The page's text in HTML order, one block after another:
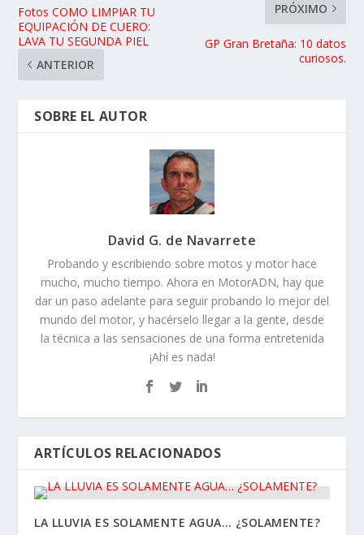
Fotos COMO LIMPIAR TU
EQUIPACIÓN DE CUERO:
LAVA TU SEGUNDA PIEL
ANTERIOR
PRÓXIMO
GP Gran Bretaña: 10 datos
curiosos.
SOBRE EL AUTOR
David G. de Navarrete
Probando y escribiendo sobre motos y motor hace
mucho, mucho tiempo. Ahora en MotorADN, hay que
dar un paso adelante para seguir probando lo mejor del
mundo del motor, y hacérselo llegar a la gente, desde
la técnica a las sensaciones de una forma entretenida
¡Ahí es nada!
ARTÍCULOS RELACIONADOS
LA LLUVIA ES SOLAMENTE AGUA… ¿SOLAMENTE?